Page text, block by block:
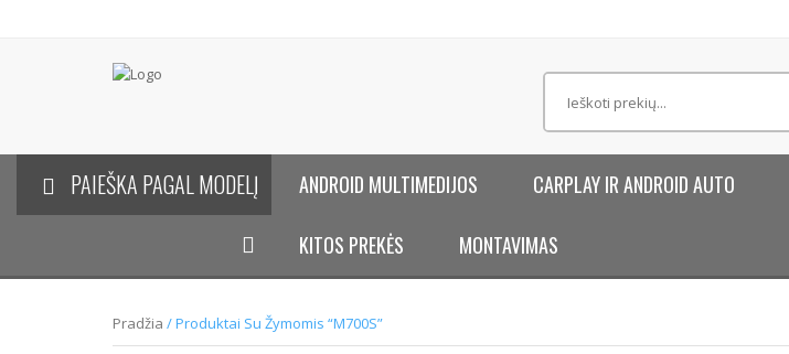
PAIEŠKA PAGAL MODELĮ ANDROID MULTIMEDIJOS CARPLAY IR ANDROID AUTO
KITOS PREKĖS MONTAVIMAS
Pradžia / Produktai Su Žymomis “M700S”